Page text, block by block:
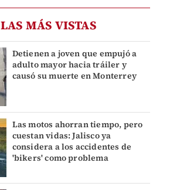
LAS MÁS VISTAS
Detienen a joven que empujó a
adulto mayor hacia tráiler y
causó su muerte en Monterrey
Las motos ahorran tiempo, pero
cuestan vidas: Jalisco ya
considera a los accidentes de
'bikers' como problema